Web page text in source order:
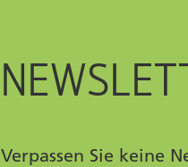
Verpassen Sie keine